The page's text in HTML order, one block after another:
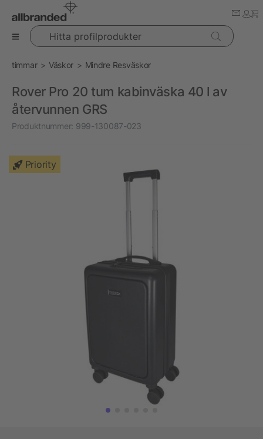
Hitta profilprodukter
timmar Väskor Mindre Resväskor
Rover Pro 20 tum kabinväska 40 l av
återvunnen GRS
Produktnummer: 999-130087-023
Priority